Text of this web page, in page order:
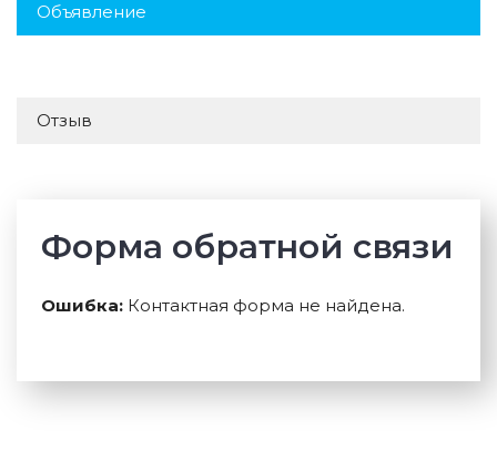
Объявление
Отзыв
Форма обратной связи
Ошибка: Контактная форма не найдена.